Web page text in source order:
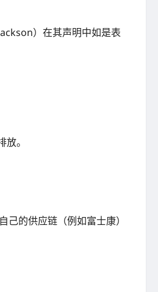
）在其声明中如是表
。
的供应链（例如富士康）